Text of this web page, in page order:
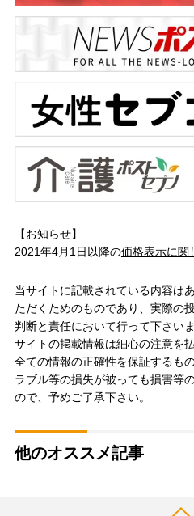
【お知らせ】
2021年4月1日以降の価格表示に関
当サイトに記載されている内容は
ただくためのものであり、実際の
判断と責任において行って下さい
サイトの掲載情報は細心の注意を
全ての情報の正確性を保証するも
ラブル等の損失が被っても損害等
ので、予めご了承下さい。
他のオススメ記事